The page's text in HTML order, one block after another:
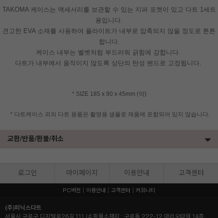
TAKOMA 케이스는 액세서리를 보관할 수 있는 지퍼 포켓이 있고 다트 1세트
용입니다.
견고한 EVA 소재를 사용하여 플라이트가 내부로 압축되지 않을 정도로 튼튼
합니다.
케이스 내부는 벨벳처럼 부드러워 긁힘에 강합니다.
다트가 내부에서 움직이지 않도록 상단의 탄성 밴드로 고정됩니다.
* SIZE 185 x 90 x 45mm (약)
* 다트케이스 외의 다트 용품은 촬영용 샘플로 제품에 포함되어 있지 않습니다.
교환/반품/환불/취소
로그인 마이페이지 이용안내 고객센터
PC버전 이용안내 고객센터 커뮤니티
(주)피닉스다트
서울시 구로구 디지털로26길 111 (쇼핑몰소재지 : 구로동 222-12 마리오타워 14층